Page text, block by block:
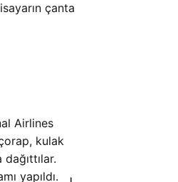
çanta
Airlines
kulak
yapıldı.